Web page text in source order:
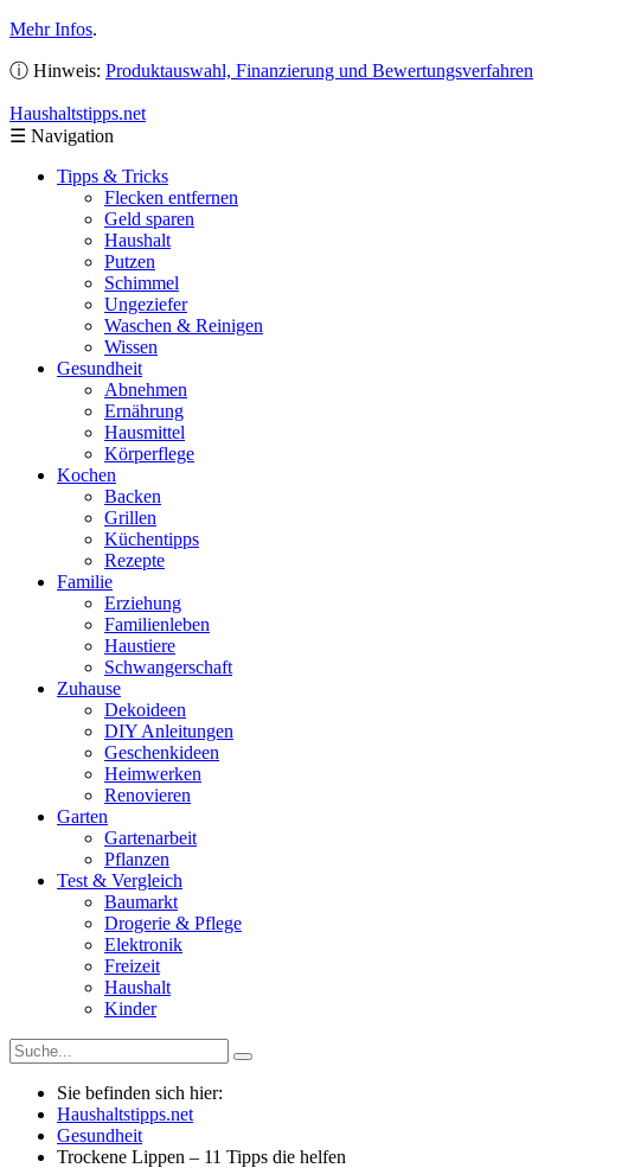
Mehr Infos.
ⓘ Hinweis: Produktauswahl, Finanzierung und Bewertungsverfahren
Haushaltstipps.net
☰ Navigation
Tipps & Tricks
Flecken entfernen
Geld sparen
Haushalt
Putzen
Schimmel
Ungeziefer
Waschen & Reinigen
Wissen
Gesundheit
Abnehmen
Ernährung
Hausmittel
Körperflege
Kochen
Backen
Grillen
Küchentipps
Rezepte
Familie
Erziehung
Familienleben
Haustiere
Schwangerschaft
Zuhause
Dekoideen
DIY Anleitungen
Geschenkideen
Heimwerken
Renovieren
Garten
Gartenarbeit
Pflanzen
Test & Vergleich
Baumarkt
Drogerie & Pflege
Elektronik
Freizeit
Haushalt
Kinder
Sie befinden sich hier:
Haushaltstipps.net
Gesundheit
Trockene Lippen – 11 Tipps die helfen